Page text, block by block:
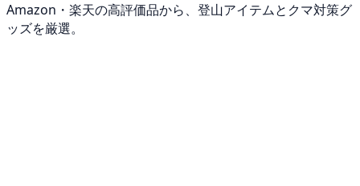
Amazon・楽天の高評価品から、登山アイテムとクマ対策グ
ッズを厳選。